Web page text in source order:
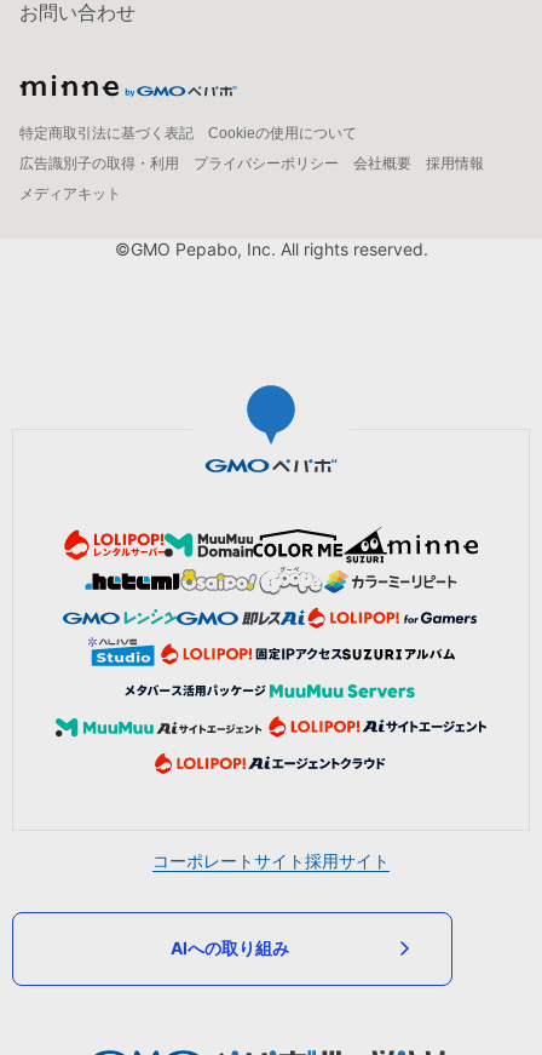
お問い合わせ
特定商取引法に基づく表記
Cookieの使用について
広告識別子の取得・利用
プライバシーポリシー 会社概要
採用情報
メディアキット
©GMO Pepabo, Inc. All rights reserved.
コーポレートサイト採用サイト
AIへの取り組み